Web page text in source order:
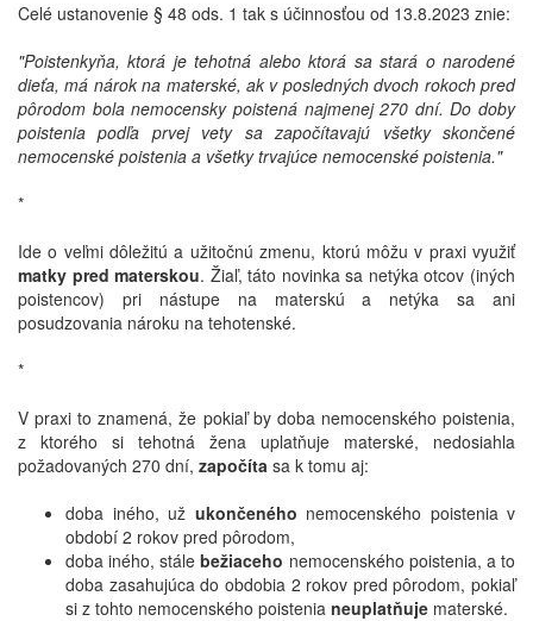
Celé ustanovenie § 48 ods. 1 tak s účinnosťou od 13.8.2023 znie:
"Poistenkyňa, ktorá je tehotná alebo ktorá sa stará o narodené
dieťa, má nárok na materské, ak v posledných dvoch rokoch pred
pôrodom bola nemocensky poistená najmenej 270 dní. Do doby
poistenia podľa prvej vety sa započítavajú všetky skončené
nemocenské poistenia a všetky trvajúce nemocenské poistenia."
*
Ide o veľmi dôležitú a užitočnú zmenu, ktorú môžu v praxi využiť
matky pred materskou. Žiaľ, táto novinka sa netýka otcov (iných
poistencov) pri nástupe na materskú a netýka sa ani
posudzovania nároku na tehotenské.
*
V praxi to znamená, že pokiaľ by doba nemocenského poistenia,
z ktorého si tehotná žena uplatňuje materské, nedosiahla
požadovaných 270 dní, započíta sa k tomu aj:
doba iného, už ukončeného nemocenského poistenia v
období 2 rokov pred pôrodom,
doba iného, stálebežiaceho nemocenského poistenia, a to
doba zasahujúca do obdobia 2 rokov pred pôrodom, pokiaľ
si z tohto nemocenského poistenia neuplatňuje materské.